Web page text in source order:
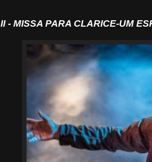
II - MISSA PARA CLARICE-UM